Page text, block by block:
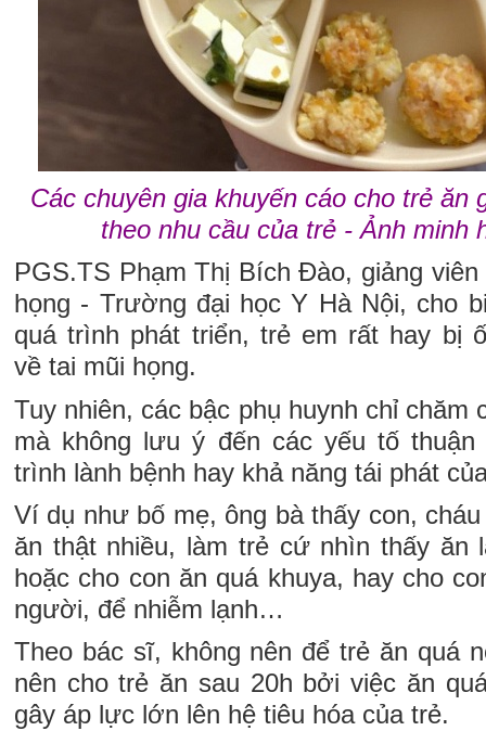
Các chuyên gia khuyến cáo cho trẻ ăn
theo nhu cầu của trẻ - Ảnh minh
PGS.TS Phạm Thị Bích Đào, giảng
họng - Trường đại học Y Hà Nội, cho
quá trình phát triển, trẻ em rất hay bị
về tai mũi họng.
Tuy nhiên, các bậc phụ huynh chỉ chăm
mà không lưu ý đến các yếu tố
trình lành bệnh hay khả năng tái phát
Ví dụ như bố mẹ, ông bà thấy con,
ăn thật nhiều, làm trẻ cứ nhìn thấy
hoặc cho con ăn quá khuya, hay cho
người, để nhiễm lạnh…
Theo bác sĩ, không nên để trẻ ăn quá
nên cho trẻ ăn sau 20h bởi việc ăn
gây áp lực lớn lên hệ tiêu hóa của trẻ.